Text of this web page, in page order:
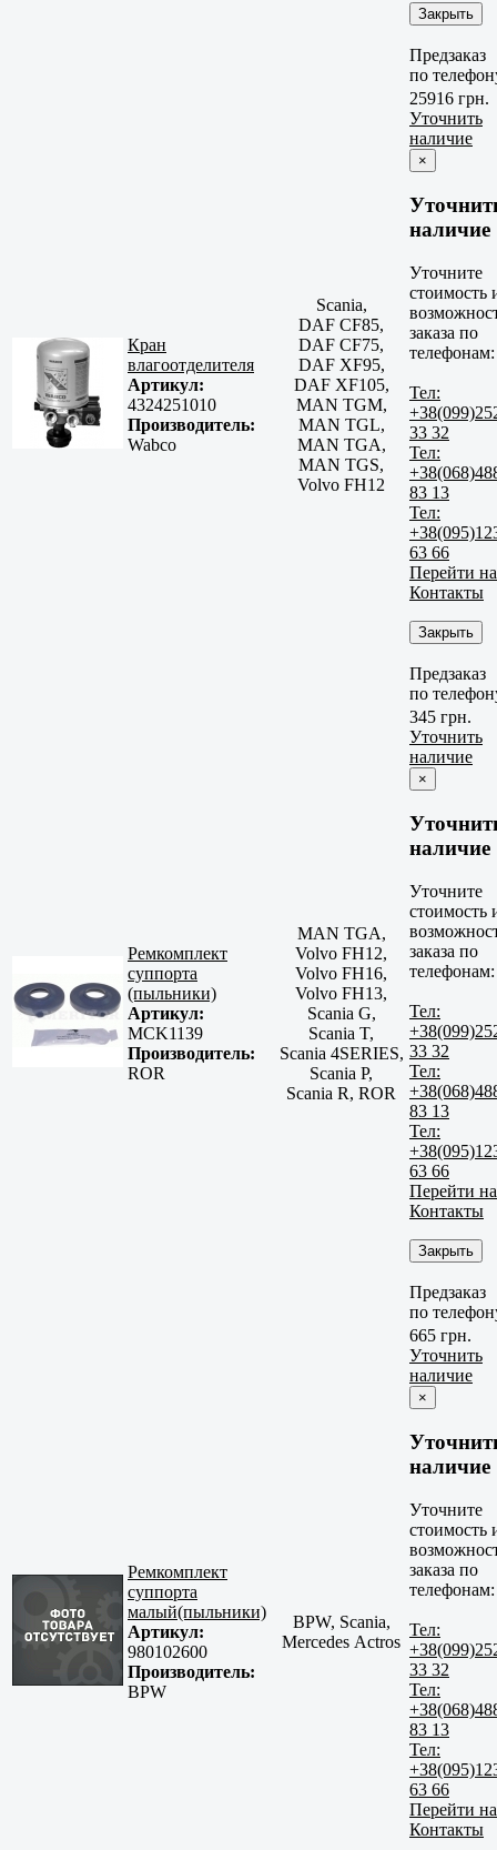
Закрыть
Предзаказ
по
Кран
влагоотделителя
Артикул:
4324251010
Производитель:
Wabco
Scania,
DAF CF85,
DAF CF75,
DAF XF95,
DAF XF105,
MAN TGM,
MAN TGL,
MAN TGA,
MAN TGS,
Volvo FH12
25916 грн.
Уточнить
наличие
×
наличие
Уточните
стоимость
заказа по
телефонам:
Тел:
33 32
Тел:
83 13
Тел:
63 66
Перейти на
Контакты
Закрыть
Предзаказ
по
Ремкомплект
суппорта
(пыльники)
Артикул:
MCK1139
Производитель:
ROR
MAN TGA,
Volvo FH12,
Volvo FH16,
Volvo FH13,
Scania G,
Scania T,
Scania 4SERIES,
Scania P,
Scania R, ROR
345 грн.
Уточнить
наличие
×
наличие
Уточните
стоимость
заказа по
телефонам:
Тел:
33 32
Тел:
83 13
Тел:
63 66
Перейти на
Контакты
Закрыть
Предзаказ
по
Ремкомплект
суппорта
малый(пыльники)
Артикул:
980102600
Производитель:
BPW
BPW, Scania,
Mercedes Actros
665 грн.
Уточнить
наличие
×
наличие
Уточните
стоимость
заказа по
телефонам:
Тел:
33 32
Тел:
83 13
Тел:
63 66
Перейти на
Контакты